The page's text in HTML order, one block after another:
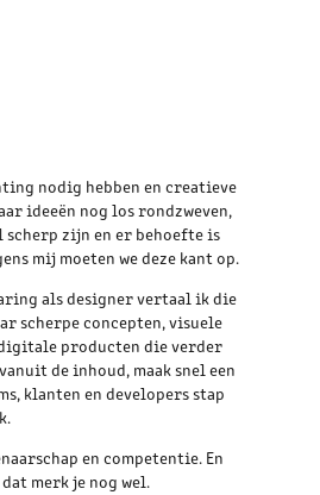
nodig hebben en creatieve
ideeën nog los rondzweven,
scherp zijn en er behoefte is
mij moeten we deze kant op.
als designer vertaal ik die
scherpe concepten, visuele
digitale producten die verder
de inhoud, maak snel een
klanten en developers stap
en competentie. En
merk je nog wel.